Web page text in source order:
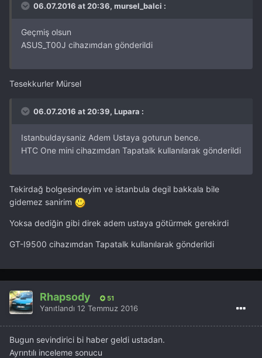
06.07.2016 at 20:36, mursel_balci :
Geçmiş olsun
ASUS_T00J cihazımdan gönderildi
Tesekkurler Mürsel
06.07.2016 at 20:39, Lupara :
Istanbuldaysaniz Adem Ustaya goturun bence.
HTC One mini cihazımdan Tapatalk kullanılarak gönderildi
Tekirdağ bolgesindeyim ve istanbula degil bakkala bile
gidemez sanirim
Yoksa dediğin gibi direk adem ustaya götürmek gerekirdi
GT-I9500 cihazımdan Tapatalk kullanılarak gönderildi
Rhapsody 51
Yanıtlandı 12 Temmuz 2016
Bugun sevindirici bi haber geldi ustadan.
Ayrıntılı inceleme sonucu